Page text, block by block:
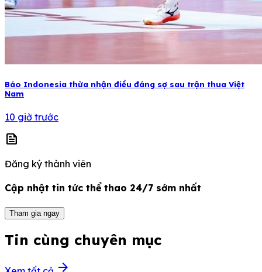
Báo Indonesia thừa nhận điều đáng sợ sau trận thua Việt
Nam
10 giờ trước
news
Đăng ký thành viên
Cập nhật tin tức thể thao 24/7 sớm nhất
Tham gia ngay
Tin cùng chuyên mục
arrow_forward